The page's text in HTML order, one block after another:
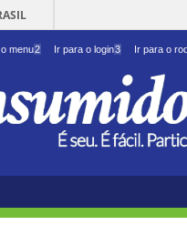
menu2 Ir para o login3 Ir para o